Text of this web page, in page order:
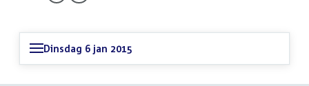
Dinsdag 6 jan 2015